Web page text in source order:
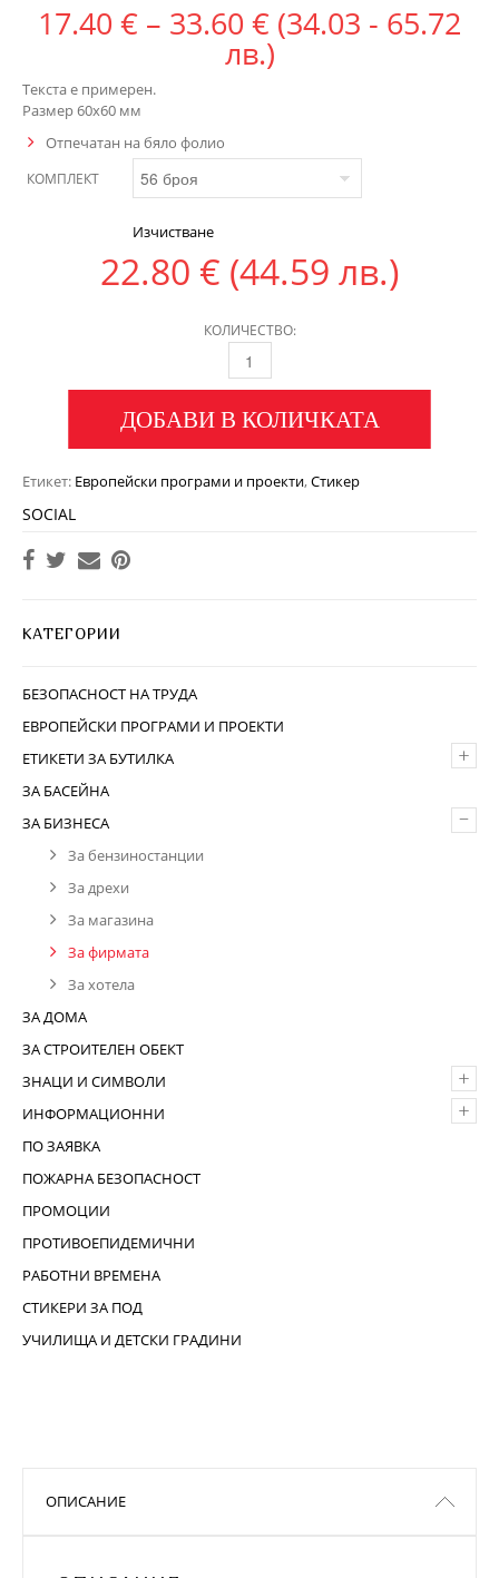
17.40 € – 33.60 € Price range:
(34.03 - 65.72
лв.)
Текста е примерен.
Размер 60х60 мм
Отпечатан на бяло фолио
КОМПЛЕКТ
Изчистване
22.80 € (44.59 лв.)
КОЛИЧЕСТВО:
ДОБАВИ В КОЛИЧКАТА
Етикет: Европейски програми и проекти,Стикер
SOCIAL
КАТЕГОРИИ
БЕЗОПАСНОСТ НА ТРУДА
ЕВРОПЕЙСКИ ПРОГРАМИ И ПРОЕКТИ
+
ЕТИКЕТИ ЗА БУТИЛКА
ЗА БАСЕЙНА
–
ЗА БИЗНЕСА
За бензиностанции
За дрехи
За магазина
За фирмата
За хотела
ЗА ДОМА
ЗА СТРОИТЕЛЕН ОБЕКТ
+
ЗНАЦИ И СИМВОЛИ
+
ИНФОРМАЦИОННИ
ПО ЗАЯВКА
ПОЖАРНА БЕЗОПАСНОСТ
ПРОМОЦИИ
ПРОТИВОЕПИДЕМИЧНИ
РАБОТНИ ВРЕМЕНА
СТИКЕРИ ЗА ПОД
УЧИЛИЩА И ДЕТСКИ ГРАДИНИ
ОПИСАНИЕ